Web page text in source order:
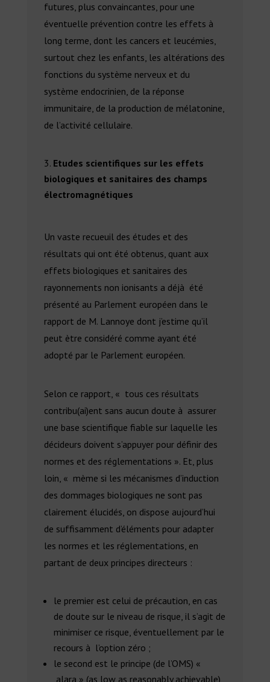
futures, plus convaincantes, pour une
éventuelle prévention contre les effets à
long terme, dont les cancers et leucémies,
surtout chez les enfants, les altérations des
fonctions du système nerveux et du
système endocrinien, de la réponse
immunitaire, de la production de mélatonine,
de l’activité cellulaire.
Etudes scientifiques sur les effets
biologiques et sanitaires des champs
électromagnétiques
Un vaste recueuil des études et des
résultats qui ont été obtenus, quant aux
effets biologiques et sanitaires des
rayonnements non ionisants a déjà été
présenté au Parlement européen dans le
rapport de M. Lannoye dont j’estime qu’il
peut ètre considéré comme ayant été
adopté par le Parlement européen.
Selon ce rapport, « tous ces résultats
contribu(ai)ent sans aucun doute à assurer
une base scientifique fiable sur laquelle les
décideurs doivent s’appuyer pour définir des
normes et des réglementations ». Et, plus
loin, « mème si les mécanismes d’induction
des dommages biologiques ne sont pas
clairement élucidés, on dispose aujourd’hui
de suffisamment d’éléments pour adapter
les normes et les réglementations, en
partant de deux principes directeurs :
le premier est celui de précaution, en cas
de doute sur le niveau de risque, il s’agit de
minimiser ce risque, éventuellement par le
recours à l’option zéro ;
le second est le principe (de l’OMS) «
alara » (as low as reasonably achievable)